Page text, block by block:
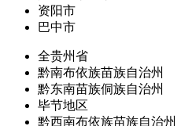
资阳市
巴中市
全贵州省
黔南布依族苗族自治州
黔东南苗族侗族自治州
毕节地区
黔西南布依族苗族自治州